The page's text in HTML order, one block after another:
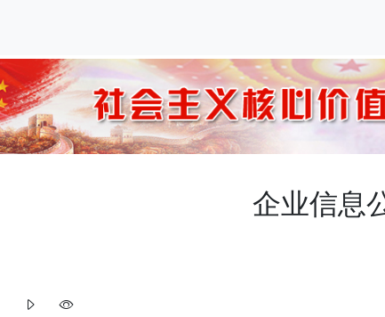
企业信息